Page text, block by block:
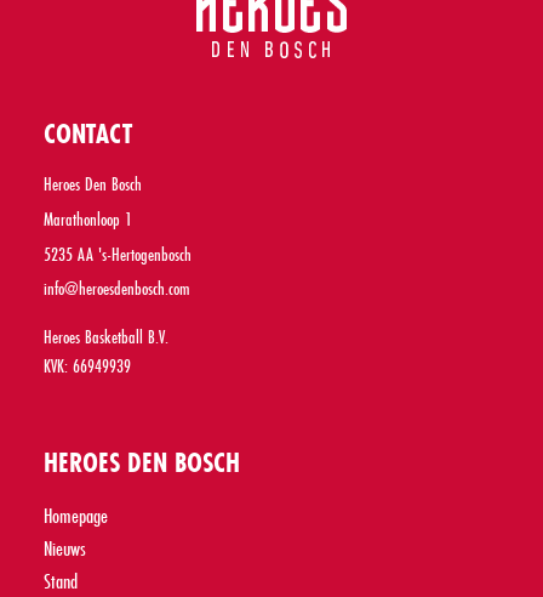
CONTACT
Heroes Den Bosch
Marathonloop 1
5235 AA 's-Hertogenbosch
info@heroesdenbosch.com
Heroes Basketball B.V.
KVK: 66949939
HEROES DEN BOSCH
Homepage
Nieuws
Stand